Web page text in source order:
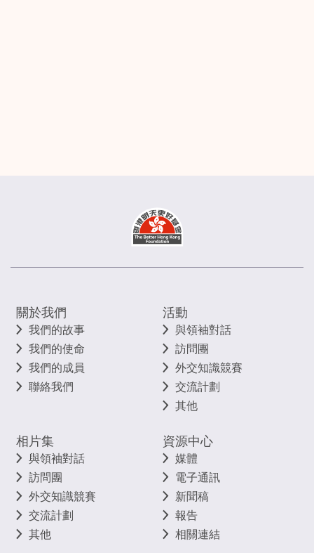
關於我們
我們的故事
我們的使命
我們的成員
聯絡我們
活動
與領袖對話
訪問團
外交知識競賽
交流計劃
其他
相片集
與領袖對話
訪問團
外交知識競賽
交流計劃
其他
資源中心
媒體
電子通訊
新聞稿
報告
相關連結